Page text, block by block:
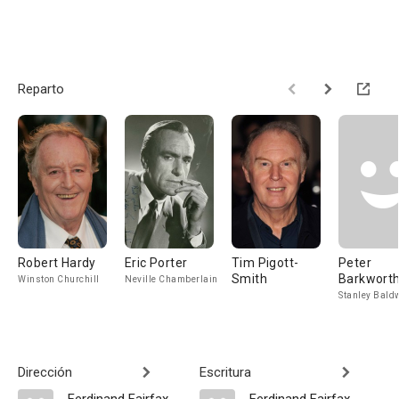
Reparto
Robert Hardy
Winston Churchill
Eric Porter
Neville Chamberlain
Tim Pigott-
Smith
Peter
Stanley
Dirección
Escritura